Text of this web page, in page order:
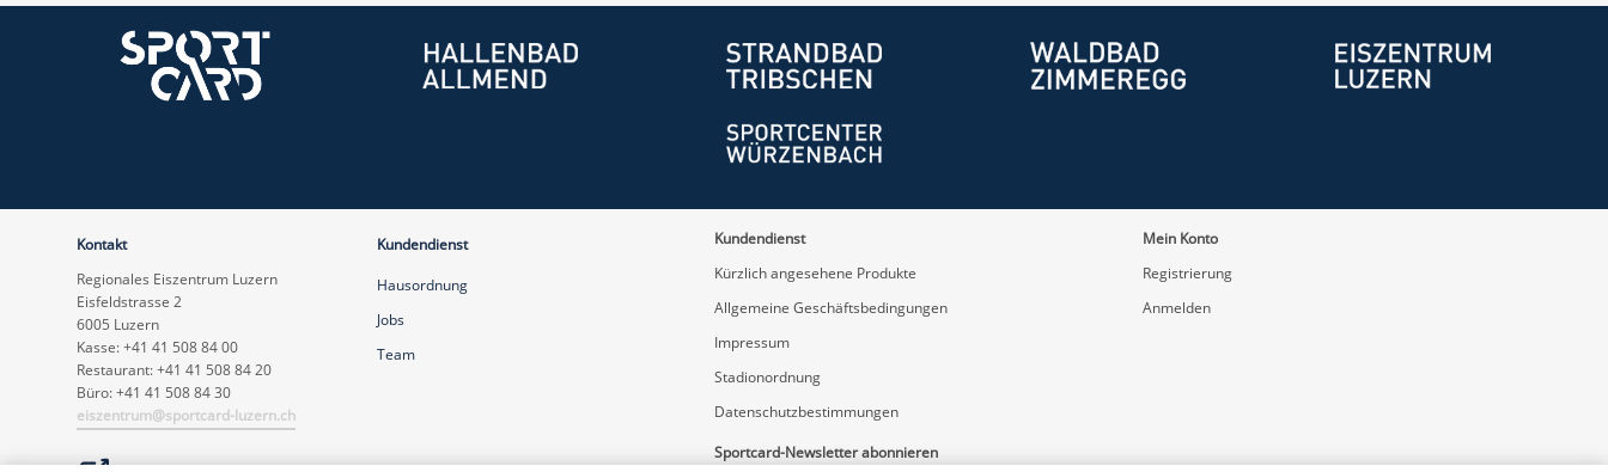
Kontakt
Regionales Eiszentrum Luzern
Eisfeldstrasse 2
6005 Luzern
Kasse: +41 41 508 84 00
Restaurant: +41 41 508 84 20
Büro: +41 41 508 84 30
eiszentrum@sportcard-luzern.ch
Kundendienst
Hausordnung
Jobs
Team
Kundendienst
Kürzlich angesehene Produkte
Allgemeine Geschäftsbedingungen
Impressum
Stadionordnung
Datenschutzbestimmungen
Mein Konto
Registrierung
Anmelden
Sportcard-Newsletter abonnieren